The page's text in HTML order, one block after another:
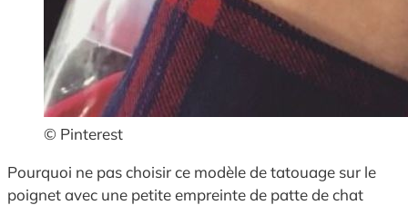
© Pinterest
Pourquoi ne pas choisir ce modèle de tatouage sur le
poignet avec une petite empreinte de patte de chat